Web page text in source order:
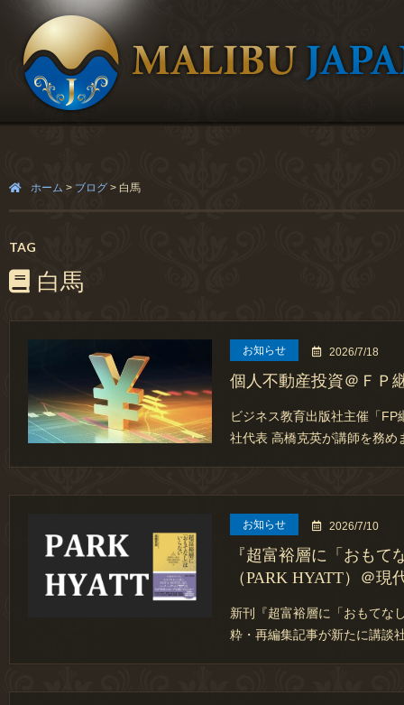
ホーム > ブログ > 白馬
TAG
白馬
お知らせ 2026/7/18
個人不動産投資＠ＦＰ
ビジネス教育出版社主催「
社代表 高橋克英が講師を務
お知らせ 2026/7/10
『超富裕層に「おもて
（PARK HYATT）＠現
新刊『超富裕層に「おもてな
粋・再編集記事が新たに講談